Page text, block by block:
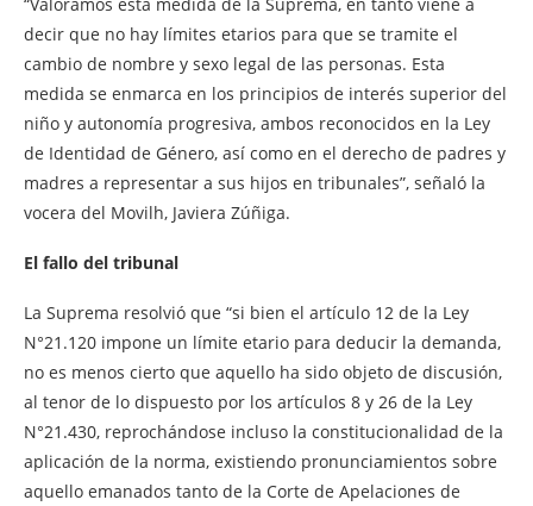
decir que no hay límites etarios para que se tramite el
cambio de nombre y sexo legal de las personas. Esta
medida se enmarca en los principios de interés superior del
niño y autonomía progresiva, ambos reconocidos en la Ley
de Identidad de Género, así como en el derecho de padres y
madres a representar a sus hijos en tribunales”, señaló la
vocera del Movilh, Javiera Zúñiga.
El fallo del tribunal
La Suprema resolvió que “si bien el artículo 12 de la Ley
N°21.120 impone un límite etario para deducir la demanda,
no es menos cierto que aquello ha sido objeto de discusión,
al tenor de lo dispuesto por los artículos 8 y 26 de la Ley
N°21.430, reprochándose incluso la constitucionalidad de la
aplicación de la norma, existiendo pronunciamientos sobre
aquello emanados tanto de la Corte de Apelaciones de